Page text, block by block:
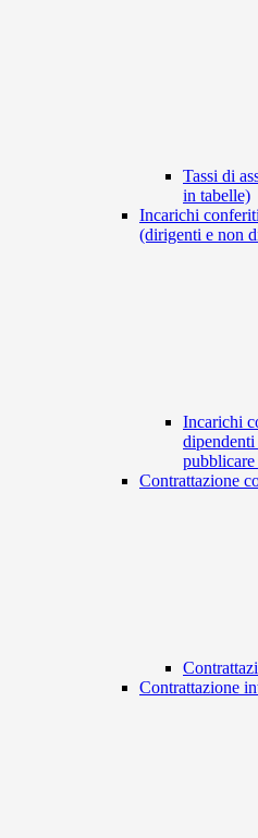
Tassi di
in tabelle)
Incarichi
(dirigenti e non
Incarichi
Contrattazione
Contrattazione